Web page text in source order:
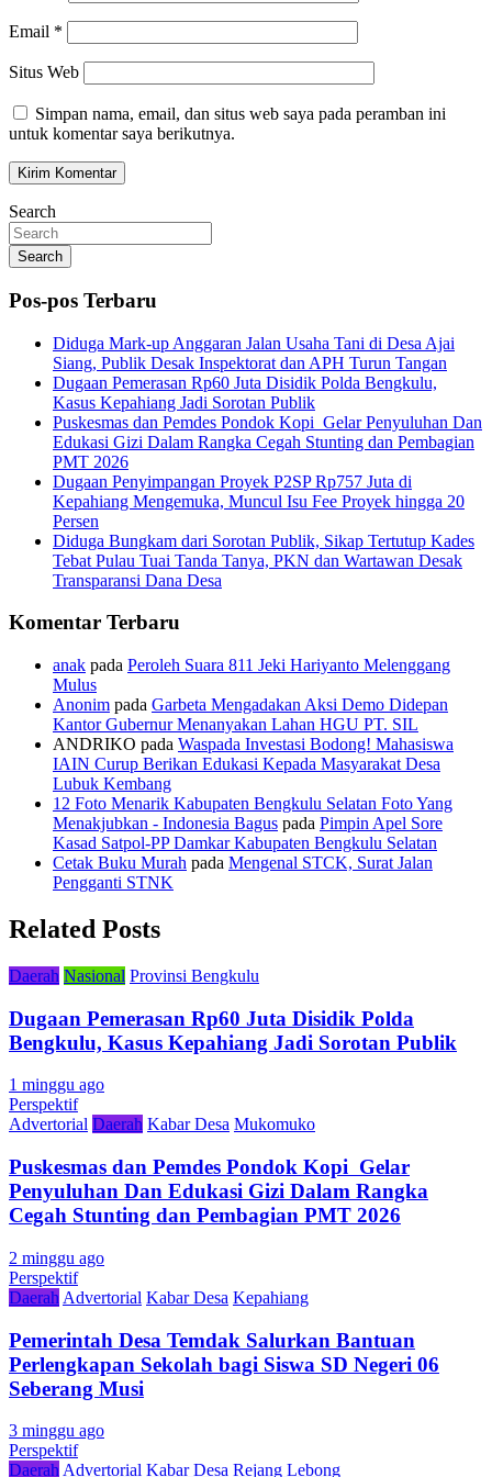
Email *
Situs Web
Simpan nama, email, dan situs web saya pada peramban ini
untuk komentar saya berikutnya.
Search
Search
Pos-pos Terbaru
Diduga Mark-up Anggaran Jalan Usaha Tani di Desa Ajai
Siang, Publik Desak Inspektorat dan APH Turun Tangan
Dugaan Pemerasan Rp60 Juta Disidik Polda Bengkulu,
Kasus Kepahiang Jadi Sorotan Publik
Puskesmas dan Pemdes Pondok Kopi Gelar Penyuluhan Dan
Edukasi Gizi Dalam Rangka Cegah Stunting dan Pembagian
PMT 2026
Dugaan Penyimpangan Proyek P2SP Rp757 Juta di
Kepahiang Mengemuka, Muncul Isu Fee Proyek hingga 20
Persen
Diduga Bungkam dari Sorotan Publik, Sikap Tertutup Kades
Tebat Pulau Tuai Tanda Tanya, PKN dan Wartawan Desak
Transparansi Dana Desa
Komentar Terbaru
anak pada Peroleh Suara 811 Jeki Hariyanto Melenggang
Mulus
Anonim pada Garbeta Mengadakan Aksi Demo Didepan
Kantor Gubernur Menanyakan Lahan HGU PT. SIL
ANDRIKO pada Waspada Investasi Bodong! Mahasiswa
IAIN Curup Berikan Edukasi Kepada Masyarakat Desa
Lubuk Kembang
12 Foto Menarik Kabupaten Bengkulu Selatan Foto Yang
Menakjubkan - Indonesia Bagus pada Pimpin Apel Sore
Kasad Satpol-PP Damkar Kabupaten Bengkulu Selatan
Cetak Buku Murah pada Mengenal STCK, Surat Jalan
Pengganti STNK
Related Posts
Daerah Nasional Provinsi Bengkulu
Dugaan Pemerasan Rp60 Juta Disidik Polda
Bengkulu, Kasus Kepahiang Jadi Sorotan Publik
1 minggu ago
Perspektif
Advertorial Daerah Kabar Desa Mukomuko
Puskesmas dan Pemdes Pondok Kopi Gelar
Penyuluhan Dan Edukasi Gizi Dalam Rangka
Cegah Stunting dan Pembagian PMT 2026
2 minggu ago
Perspektif
Daerah Advertorial Kabar Desa Kepahiang
Pemerintah Desa Temdak Salurkan Bantuan
Perlengkapan Sekolah bagi Siswa SD Negeri 06
Seberang Musi
3 minggu ago
Perspektif
Daerah Advertorial Kabar Desa Rejang Lebong